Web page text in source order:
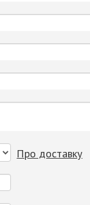
Про доставку